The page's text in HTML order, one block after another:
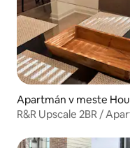
Apartmán v meste
R&R Upscale 2BR /